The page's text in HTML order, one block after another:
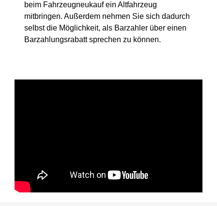
beim Fahrzeugneukauf ein Altfahrzeug
mitbringen. Außerdem nehmen Sie sich dadurch
selbst die Möglichkeit, als Barzahler über einen
Barzahlungsrabatt sprechen zu können.